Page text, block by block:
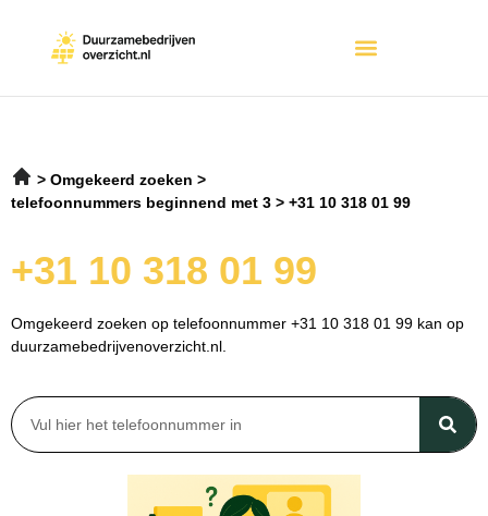
Omgekeerd zoeken
telefoonnummers beginnend met 3
+31 10 318 01 99
+31 10 318 01 99
Omgekeerd zoeken op telefoonnummer +31 10 318 01 99 kan op
duurzamebedrijvenoverzicht.nl.